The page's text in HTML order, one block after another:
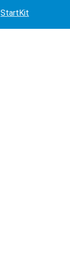
StartKit